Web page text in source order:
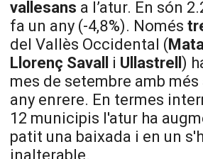
vallesans a l’atur. En són
fa un any (-4,8%). Només
del Vallès Occidental (
Llorenç Savall
i Ullastrell)
mes de setembre amb
any enrere. En termes
12 municipis l'atur ha
patit una baixada i en un
inalterable.